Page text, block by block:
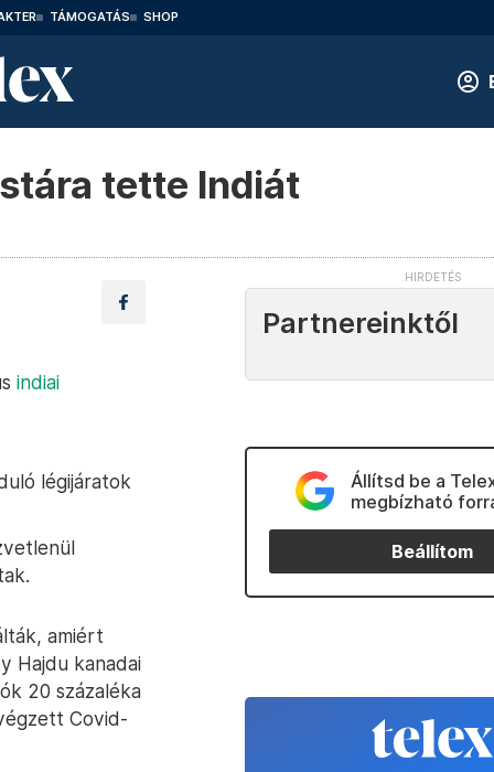
TÁMOGATÁS SHOP
tette Indiát
indiai
légijáratok
amiért
Hajdu kanadai
20 százaléka
Covid-
Partnereinktől
Állítsd be a
megbízható
Beállítom